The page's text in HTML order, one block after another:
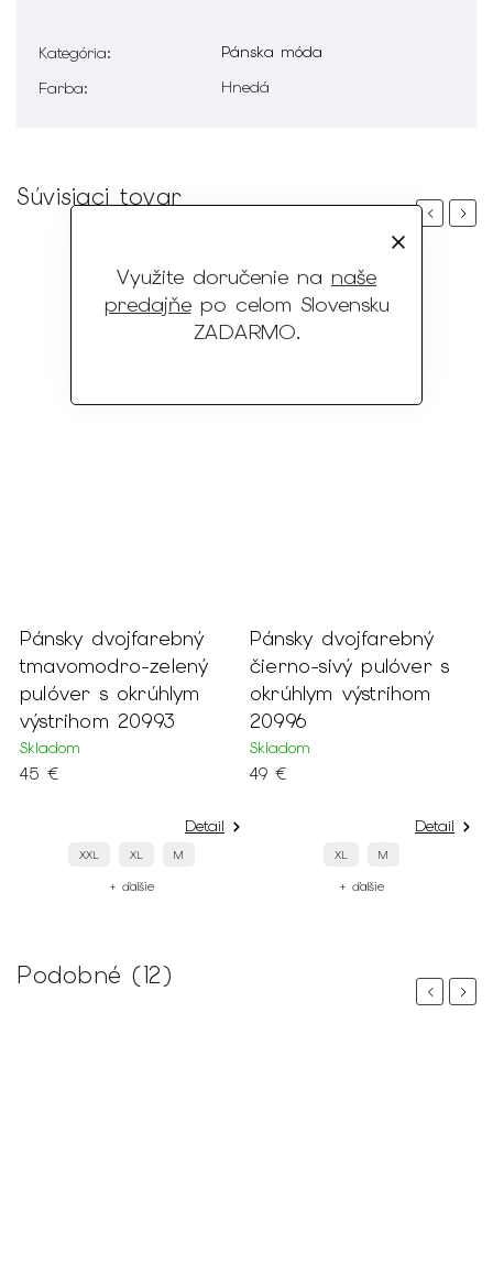
Využite doručenie na naše
predajňepo celom Slovensku
ZADARMO.
Kategória:
Pánska móda
Farba: Hnedá
Súvisiaci tovar
Previous
Pánsky dvojfarebný
tmavomodro-zelený
pulóver s okrúhlym
výstrihom 20993
Skladom
45 €
Detail
XXL XL M
+ ďalšie
Pánsky dvojfarebný
čierno-sivý pulóver s
okrúhlym výstrihom
20996
Skladom
49 €
Detail
XL M
+ ďalšie
Next
Podobné (12)
PreviousNext